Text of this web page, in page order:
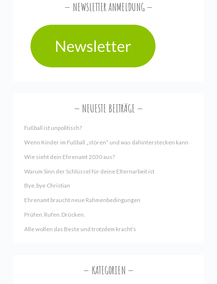
NEWSLETTER ANMELDUNG
NEUESTE BEITRÄGE
Fußball ist unpolitisch?
Wenn Kinder im Fußball „stören“ und was dahinterstecken kann
Wie sieht dein Ehrenamt 2030 aus?
Warum Sinn der Schlüssel für deine Elternarbeit ist
Bye, bye Christian
Ehrenamt braucht neue Rahmenbedingungen
Prüfen. Rufen. Drücken.
Alle wollen das Beste und trotzdem kracht’s
KATEGORIEN